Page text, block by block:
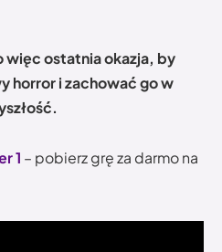
więc ostatnia okazja, by
horror i zachować go w
1 – pobierz grę za darmo na